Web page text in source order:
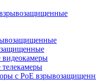
с РоЕ